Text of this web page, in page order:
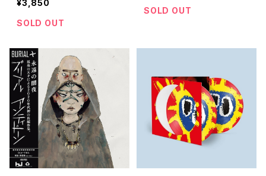
¥3,850
SOLD OUT
SOLD OUT